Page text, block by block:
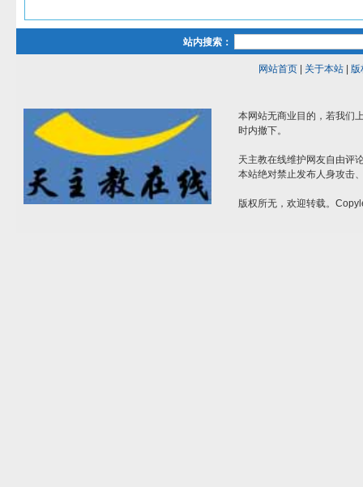
站内搜索：
网站首页| 关于本站| 版
本网站无商业目的，若我们
时内撤下。
天主教在线维护网友自由评
本站绝对禁止发布人身攻击
版权所无，欢迎转载。